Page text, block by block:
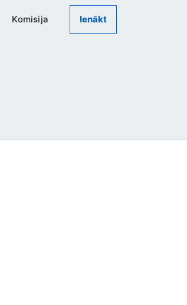
Komisija Ienākt